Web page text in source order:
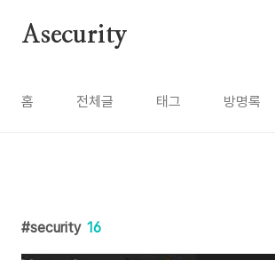
Asecurity
홈 전체글 태그 방명록
security 16